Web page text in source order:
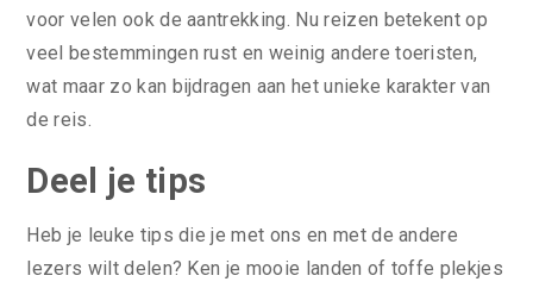
voor velen ook de aantrekking. Nu reizen betekent op
veel bestemmingen rust en weinig andere toeristen,
wat maar zo kan bijdragen aan het unieke karakter van
de reis.
Deel je tips
Heb je leuke tips die je met ons en met de andere
lezers wilt delen? Ken je mooie landen of toffe plekjes